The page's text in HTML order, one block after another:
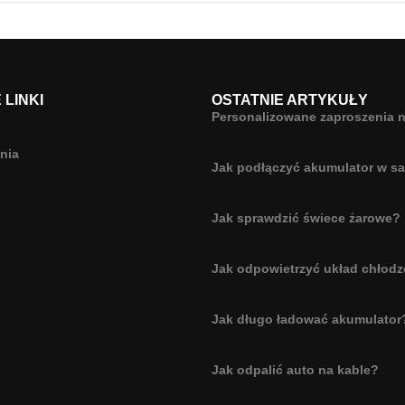
OSTATNIE ARTYKUŁY
Personalizowane zaproszenia
Jak podłączyć akumulator w
Jak sprawdzić świece żarowe?
Jak odpowietrzyć układ
Jak długo ładować
Jak odpalić auto na kable?